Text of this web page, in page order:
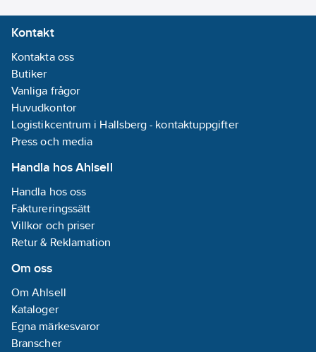
Kontakt
Kontakta oss
Butiker
Vanliga frågor
Huvudkontor
Logistikcentrum i Hallsberg - kontaktuppgifter
Press och media
Handla hos Ahlsell
Handla hos oss
Faktureringssätt
Villkor och priser
Retur & Reklamation
Om oss
Om Ahlsell
Kataloger
Egna märkesvaror
Branscher